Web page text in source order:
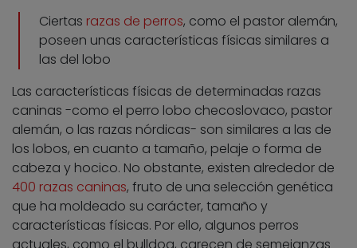
Ciertas razas de perros, como el pastor alemán,
poseen unas características físicas similares a
las del lobo
Las características físicas de determinadas razas
caninas -como el perro lobo checoslovaco, pastor
alemán, o las razas nórdicas- son similares a las de
los lobos, en cuanto a tamaño, pelaje o forma de
cabeza y hocico. No obstante, existen alrededor de
400 razas caninas, fruto de una selección genética
que ha moldeado su carácter, tamaño y
características físicas. Por ello, algunos perros